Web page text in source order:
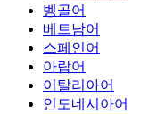
벵골어
베트남어
스페인어
아랍어
이탈리아어
인도네시아어